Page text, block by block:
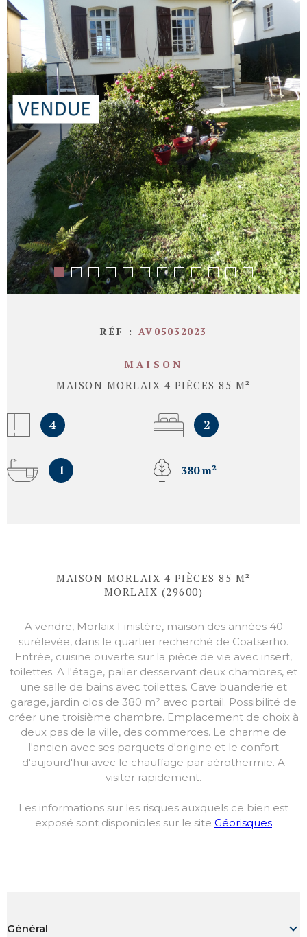
RÉF : AV05032023
MAISON
MAISON MORLAIX 4 PIÈCES 85 M²
4 2
1 380 m²
MAISON MORLAIX 4 PIÈCES 85 M²
MORLAIX (29600)
A vendre, Morlaix Finistère, maison des années 40
surélevée, dans le quartier recherché de Coatserho.
Entrée, cuisine ouverte sur la pièce de vie avec insert,
toilettes. A l'étage, palier desservant deux chambres, et
une salle de bains avec toilettes. Cave buanderie et
garage, jardin clos de 380 m² avec portail. Possibilité de
créer une troisième chambre. Emplacement de choix à
deux pas de la ville, des commerces. Le charme de
l'ancien avec ses parquets d'origine et le confort
d'aujourd'hui avec le chauffage par aérothermie. A
visiter rapidement.
Les informations sur les risques auxquels ce bien est
exposé sont disponibles sur le site Géorisques
Général